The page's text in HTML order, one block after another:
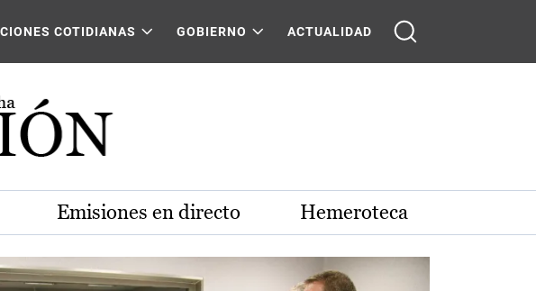
COTIDIANAS GOBIERNO ACTUALIDAD
Emisiones en directo Hemeroteca